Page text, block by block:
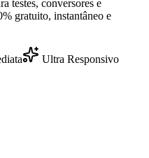
testes, conversores e
gratuito, instantâneo e
Ultra Responsivo